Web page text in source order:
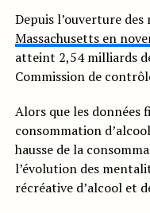
Depuis l’ouverture des
Massachusetts en
atteint 2,54 milliards
Commission de
Alors que les données
consommation
hausse de la
l’évolution des
récréative d’alcool et